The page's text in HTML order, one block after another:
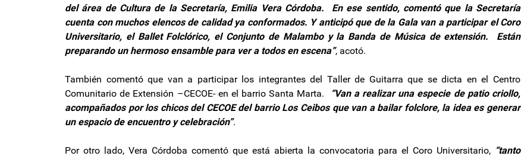
del área de Cultura de la Secretaría, Emilia Vera Córdoba. En ese sentido, comentó que la Secretaría
cuenta con muchos elencos de calidad ya conformados. Y anticipó que de la Gala van a participar el Coro
Universitario, el Ballet Folclórico, el Conjunto de Malambo y la Banda de Música de extensión. Están
preparando un hermoso ensamble para ver a todos en escena”, acotó.
También comentó que van a participar los integrantes del Taller de Guitarra que se dicta en el Centro
Comunitario de Extensión –CECOE- en el barrio Santa Marta.
“Van a realizar una especie de patio criollo,
acompañados por los chicos del CECOE del barrio Los Ceibos que van a bailar folclore, la idea es generar
un espacio de encuentro y celebración”.
Por otro lado, Vera Córdoba comentó que está abierta la convocatoria para el Coro Universitario, “tanto